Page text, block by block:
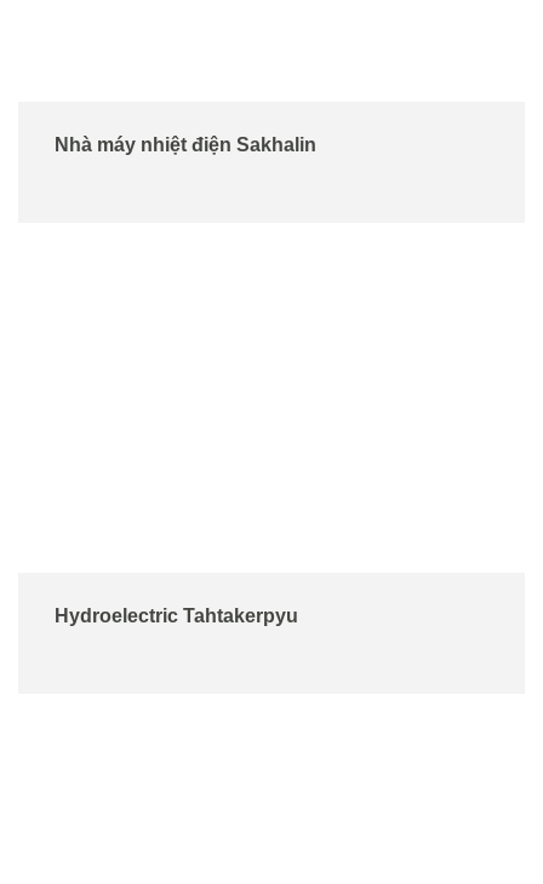
Nhà máy nhiệt điện Sakhalin
Hydroelectric Tahtakerpyu